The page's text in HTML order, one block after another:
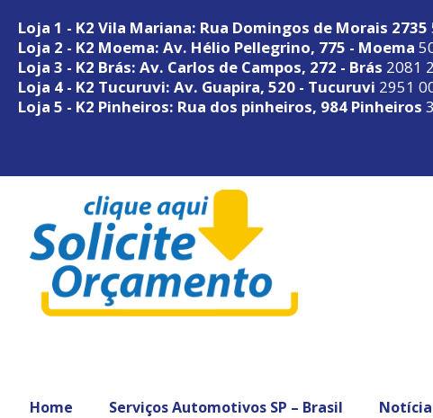
Loja 1 - K2 Vila Mariana: Rua Domingos de Morais 2735
Loja 2 - K2 Moema: Av. Hélio Pellegrino, 775 - Moema
Loja 3 - K2 Brás: Av. Carlos de Campos, 272 - Brás 2081
Loja 4 - K2 Tucuruvi: Av. Guapira, 520 - Tucuruvi 2951
Loja 5 - K2 Pinheiros: Rua dos pinheiros, 984 Pinheiros
Home Serviços Automotivos SP – Brasil